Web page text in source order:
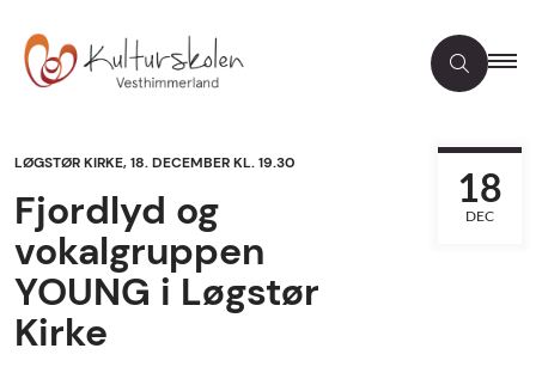
LØGSTØR KIRKE, 18. DECEMBER KL. 19.30
Fjordlyd og
vokalgruppen
YOUNG i Løgstør
Kirke
18
DEC